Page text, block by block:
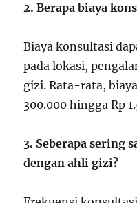
2. Berapa biaya
Biaya konsultasi
pada lokasi,
gizi. Rata-rata,
300.000 hingga Rp
3. Seberapa sering
dengan ahli gizi?